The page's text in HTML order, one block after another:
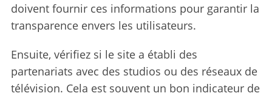
doivent fournir ces informations pour garantir la
transparence envers les utilisateurs.
Ensuite, vérifiez si le site a établi des
partenariats avec des studios ou des réseaux de
télévision. Cela est souvent un bon indicateur de